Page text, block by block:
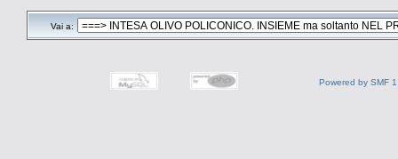
Vai a:
Powered by SMF